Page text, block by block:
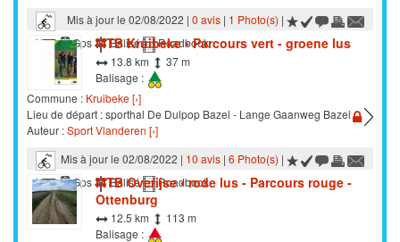
Mis à jour le 02/08/2022 | 0 avis| 1 Photo(s) |
VTT
Gps Balisé Roadbook
MTB Kruibeke • Parcours vert - groene lus
13.8 km
37 m
Balisage :
Commune : Kruibeke [›]
Lieu de départ : sporthal De Dulpop Bazel - Lange Gaanweg Bazel
Auteur :Sport Vlanderen [›]
Mis à jour le 02/08/2022 | 10 avis| 6 Photo(s) |
VTT
Gps Balisé Roadbook
MTB Overijse • rode lus - Parcours rouge -
Ottenburg
12.5 km
113 m
Balisage :